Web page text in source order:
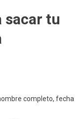
sacar tu
completo, fecha